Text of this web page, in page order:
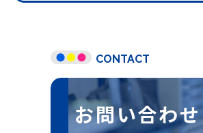
CONTACT
お問い合わせ